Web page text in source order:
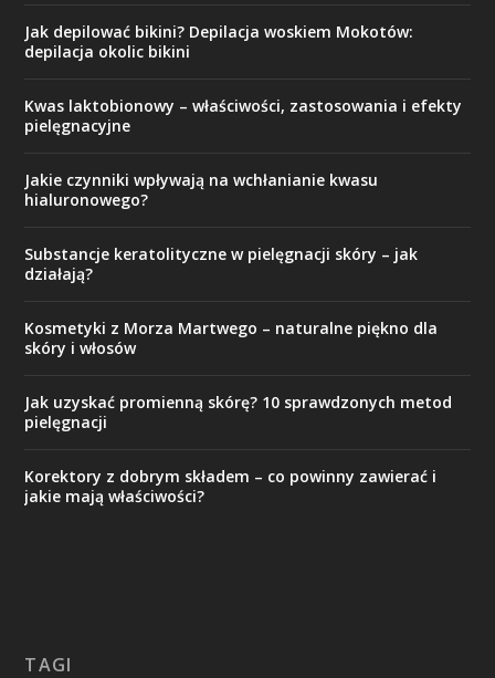
Jak depilować bikini? Depilacja woskiem Mokotów:
depilacja okolic bikini
Kwas laktobionowy – właściwości, zastosowania i efekty
pielęgnacyjne
Jakie czynniki wpływają na wchłanianie kwasu
hialuronowego?
Substancje keratolityczne w pielęgnacji skóry – jak
działają?
Kosmetyki z Morza Martwego – naturalne piękno dla
skóry i włosów
Jak uzyskać promienną skórę? 10 sprawdzonych metod
pielęgnacji
Korektory z dobrym składem – co powinny zawierać i
jakie mają właściwości?
TAGI